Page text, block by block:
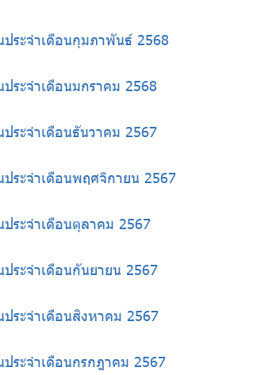
ระจำเดือนกุมภาพันธ์ 2568
ระจำเดือนมกราคม 2568
ระจำเดือนธันวาคม 2567
ระจำเดือนพฤศจิกายน 2567
ระจำเดือนตุลาคม 2567
ระจำเดือนกันยายน 2567
ระจำเดือนสิงหาคม 2567
ระจำเดือนกรกฎาคม 2567